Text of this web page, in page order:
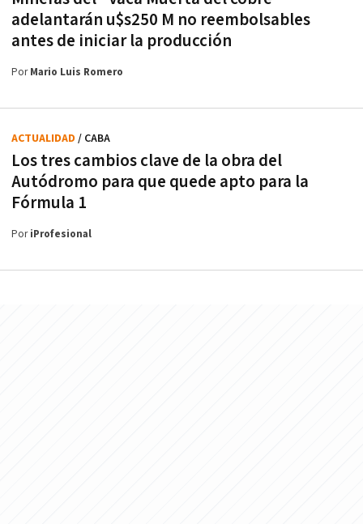
adelantarán u$s250 M no reembolsables
antes de iniciar la producción
PorMario Luis Romero
Los tres cambios clave de la obra del
Autódromo para que quede apto para la
Fórmula 1
ACTUALIDAD / CABA
PoriProfesional